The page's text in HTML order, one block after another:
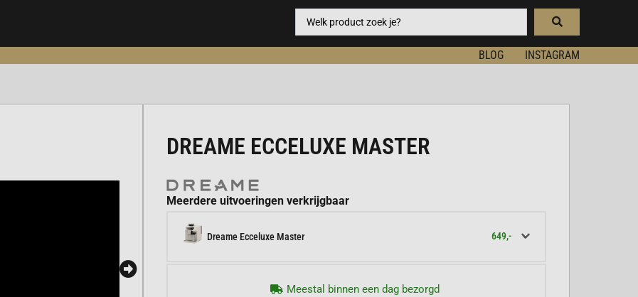
BLOG INSTAGRAM
DREAME ECCELUXE MASTER
Meerdere uitvoeringen verkrijgbaar
Dreame Ecceluxe Master 649,-
Meestal binnen een dag bezorgd